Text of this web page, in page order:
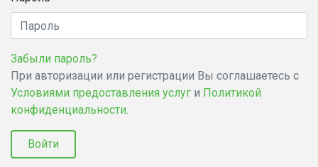
Забыли пароль?
При авторизации или регистрации Вы соглашаетесь с
Условиями предоставления услуг и Политикой
конфиденциальности.
Войти